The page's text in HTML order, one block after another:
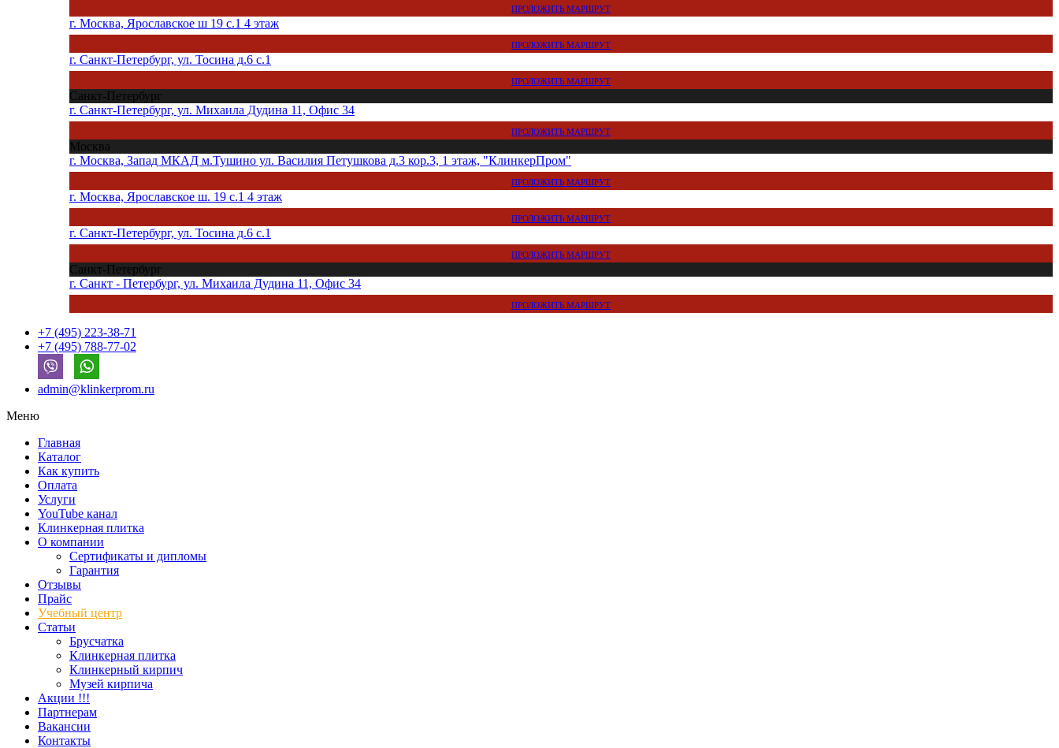
ПРОЛОЖИТЬ МАРШРУТ
г. Москва, Ярославское ш 19 с.1 4 этаж
ПРОЛОЖИТЬ МАРШРУТ
г. Санкт-Петербург, ул. Тосина д.6 с.1
ПРОЛОЖИТЬ МАРШРУТ
Санкт-Петербург
г. Санкт-Петербург, ул. Михаила Дудина 11, Офис 34
ПРОЛОЖИТЬ МАРШРУТ
Москва
г. Москва, Запад МКАД м.Тушино ул. Василия Петушкова д.3 кор.3, 1 этаж, "КлинкерПром"
ПРОЛОЖИТЬ МАРШРУТ
г. Москва, Ярославское ш. 19 с.1 4 этаж
ПРОЛОЖИТЬ МАРШРУТ
г. Санкт-Петербург, ул. Тосина д.6 с.1
ПРОЛОЖИТЬ МАРШРУТ
Санкт-Петербург
г. Санкт - Петербург, ул. Михаила Дудина 11, Офис 34
ПРОЛОЖИТЬ МАРШРУТ
+7 (495) 223-38-71
+7 (495) 788-77-02
admin@klinkerprom.ru
Меню
Главная
Каталог
Как купить
Оплата
Услуги
YouTube канал
Клинкерная плитка
О компании
Сертификаты и дипломы
Гарантия
Отзывы
Прайс
Учебный центр
Статьи
Брусчатка
Клинкерная плитка
Клинкерный кирпич
Музей кирпича
Акции !!!
Партнерам
Вакансии
Контакты